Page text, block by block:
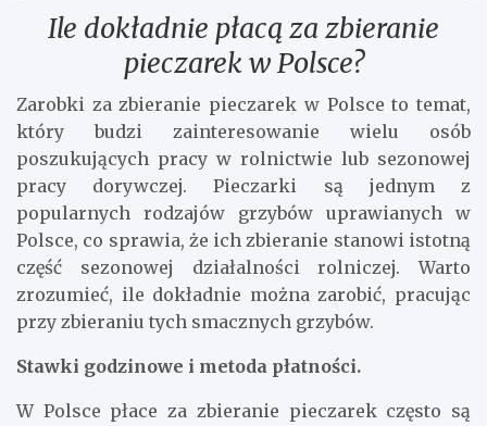
Ile dokładnie płacą za zbieranie
pieczarek w Polsce?
Zarobki za zbieranie pieczarek w Polsce to temat,
który budzi zainteresowanie wielu osób
poszukujących pracy w rolnictwie lub sezonowej
pracy dorywczej. Pieczarki są jednym z
popularnych rodzajów grzybów uprawianych w
Polsce, co sprawia, że ​​ich zbieranie stanowi istotną
część sezonowej działalności rolniczej. Warto
zrozumieć, ile dokładnie można zarobić, pracując
przy zbieraniu tych smacznych grzybów.
Stawki godzinowe i metoda płatności.
W Polsce płace za zbieranie pieczarek często są